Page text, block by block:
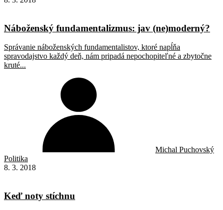
Náboženský fundamentalizmus: jav (ne)moderný?
Správanie náboženských fundamentalistov, ktoré napĺňa
spravodajstvo každý deň, nám pripadá nepochopiteľné a zbytočne
kruté...
Michal Puchovský
Politika
8. 3. 2018
Keď noty stíchnu